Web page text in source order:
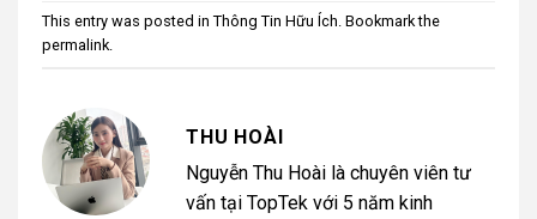
This entry was posted in Thông Tin Hữu Ích. Bookmark the
permalink.
THU HOÀI
Nguyễn Thu Hoài là chuyên viên tư
vấn tại TopTek với 5 năm kinh